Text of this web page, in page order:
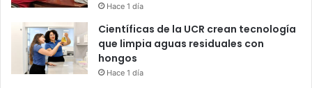
Hace 1 día
Científicas de la UCR crean tecnología
que limpia aguas residuales con
hongos
Hace 1 día